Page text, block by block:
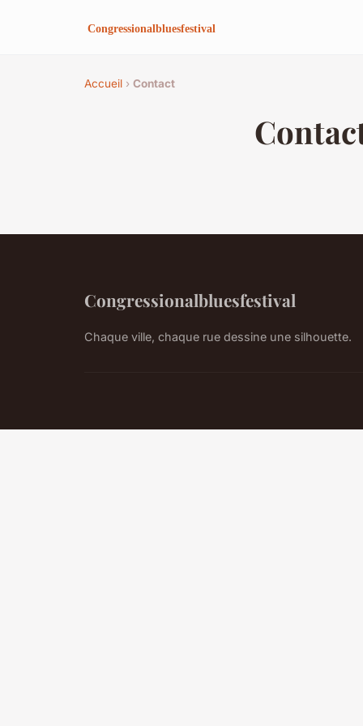
Accueil › Contact
Congressionalbluesfestival
Chaque ville, chaque rue dessine une silhouette.